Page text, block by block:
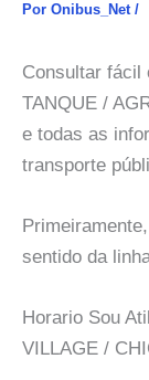
Por Onibus_Net /
Consultar fácil
TANQUE /
e todas as
transporte
sentido da
Horario Sou
VILLAGE /